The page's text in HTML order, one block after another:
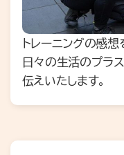
トレーニングの感想
日々の生活のプラ
伝えいたします。